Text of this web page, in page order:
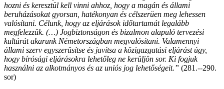
hozni és keresztül kell vinni ahhoz, hogy a magán és állami
beruházásokat gyorsan, hatékonyan és célszerüen meg lehessen
valósítani. Célunk, hogy az eljárások időtartamát legalább
megfelezzük. (…) Jogbiztonságon és bizalmon alapuló tervezési
kultúrát akarunk Németországban megvalósítani. Valamennyi
állami szerv egyszerüsítse és javítsa a közigazgatási eljárást úgy,
hogy bírósági eljárásokra lehetőleg ne kerüljön sor. Ki fogjuk
használni az alkotmányos és az uniós jog lehetőségeit.” (281.-­‐290.
sor)